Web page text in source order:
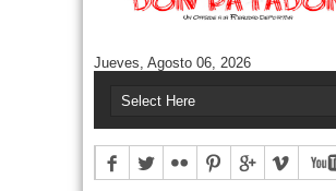
Cuentos/ Frases y más
CUENTOS DE FÚTBOL
NIEMBRO
Aguántanos en Twitter
Tweets by DonPatadon
Pages
Jueves, Agosto 06, 2026